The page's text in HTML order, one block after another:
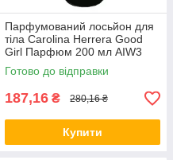
Парфумований лосьйон для
тіла Carolina Herrera Good
Girl Парфюм 200 мл AIW3
Готово до відправки
187,16 ₴ 280,16 ₴
Купити